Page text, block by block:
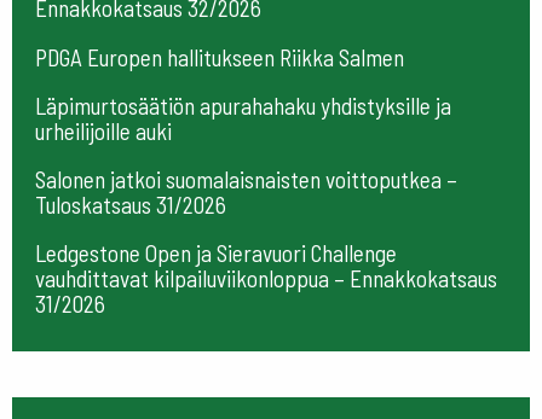
Ennakkokatsaus 32/2026
PDGA Europen hallitukseen Riikka Salmen
Läpimurtosäätiön apurahahaku yhdistyksille ja
urheilijoille auki
Salonen jatkoi suomalaisnaisten voittoputkea –
Tuloskatsaus 31/2026
Ledgestone Open ja Sieravuori Challenge
vauhdittavat kilpailuviikonloppua – Ennakkokatsaus
31/2026